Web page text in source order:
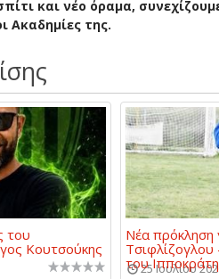
και νέο όραμα,
Ακαδημίες της.
του
Κουτσούκης
Νέα πρόκληση
Τσιφλίζογλου
του Ιπποκράτη
25 Ιουλίου